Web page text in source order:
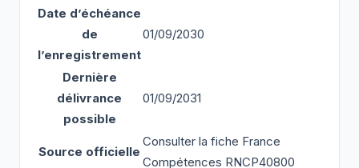
Date d’échéance
de
l’enregistrement
01/09/2030
Dernière
délivrance
possible
01/09/2031
Source officielle
Consulter la fiche France
Compétences RNCP40800